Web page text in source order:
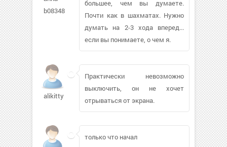
b08348
большее, чем вы думаете.
Почти как в шахматах. Нужно
думать на 2-3 хода вперед...
если вы понимаете, о чем я.
alikitty
Практически невозможно
выключить, он не хочет
отрываться от экрана.
только что начал